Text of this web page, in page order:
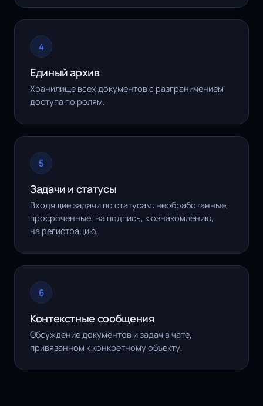
4
Единый архив
Хранилище всех документов с разграничением
доступа по ролям.
5
Задачи и статусы
Входящие задачи по статусам: необработанные,
просроченные, на подпись, к ознакомлению,
на регистрацию.
6
Контекстные сообщения
Обсуждение документов и задач в чате,
привязанном к конкретному объекту.